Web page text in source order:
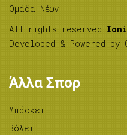
Ομάδα Νέων
All rights reserved
Developed & Powered by
Άλλα Σπορ
Μπάσκετ
Βόλεϊ